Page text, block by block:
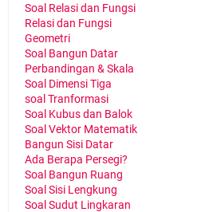
Soal Relasi dan Fungsi
Relasi dan Fungsi
Geometri
Soal Bangun Datar
Perbandingan & Skala
Soal Dimensi Tiga
soal Tranformasi
Soal Kubus dan Balok
Soal Vektor Matematik
Bangun Sisi Datar
Ada Berapa Persegi?
Soal Bangun Ruang
Soal Sisi Lengkung
Soal Sudut Lingkaran